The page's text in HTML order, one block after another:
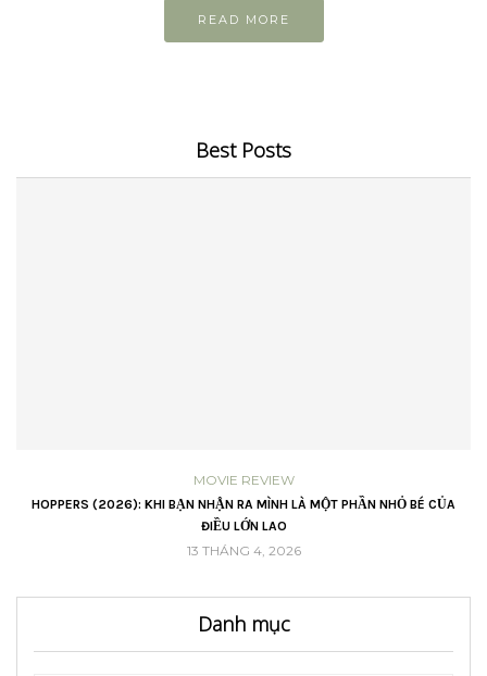
READ MORE
Best Posts
MOVIE REVIEW
HOPPERS (2026): KHI BẠN NHẬN RA MÌNH LÀ MỘT PHẦN NHỎ BÉ CỦA
ĐIỀU LỚN LAO
13 THÁNG 4, 2026
Danh mục